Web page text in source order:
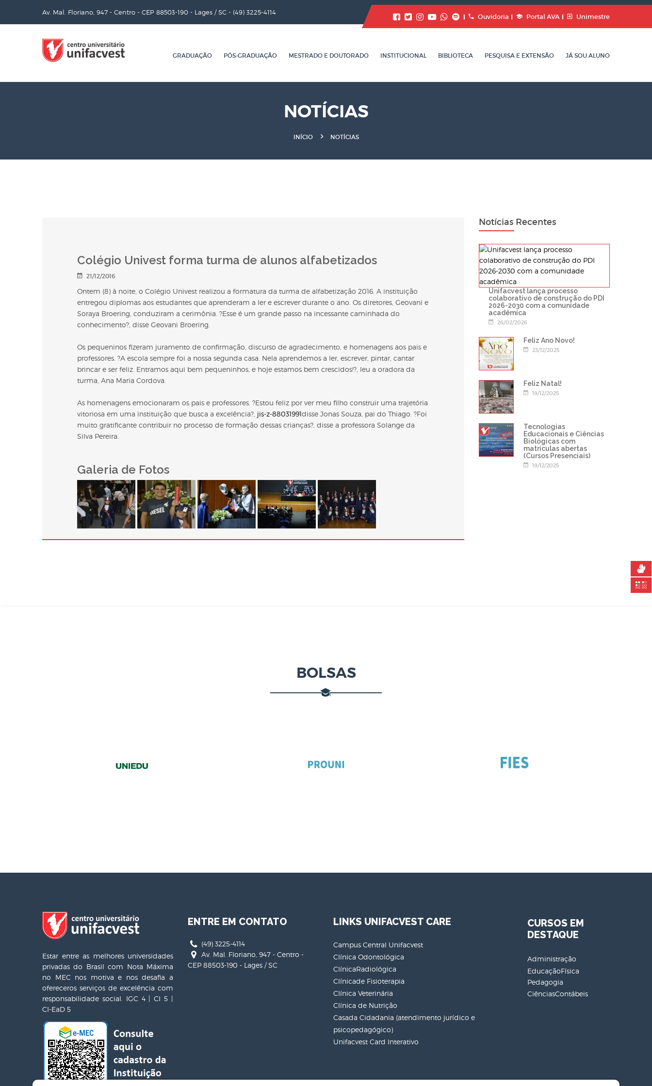
Av. Mal. Floriano, 947 - Centro - CEP 88503-190 - Lages / SC - (49) 3225-4114
Ouvidoria Portal AVA Unimestre
GRADUAÇÃO PÓS-GRADUAÇÃO MESTRADO E DOUTORADO INSTITUCIONAL BIBLIOTECA PESQUISA E EXTENSÃO JÁ SOU ALUNO
NOTÍCIAS
INÍCIO NOTÍCIAS
Colégio Univest forma turma de alunos alfabetizados
21/12/2016
Ontem (8) à noite, o Colégio Univest realizou a formatura da turma de alfabetização 2016. A instituição
entregou diplomas aos estudantes que aprenderam a ler e escrever durante o ano. Os diretores, Geovani e
Soraya Broering, conduziram a cerimônia. ?Esse é um grande passo na incessante caminhada do
conhecimento?, disse Geovani Broering.
Os pequeninos fizeram juramento de confirmação, discurso de agradecimento, e homenagens aos pais e
professores. ?A escola sempre foi a nossa segunda casa. Nela aprendemos a ler, escrever, pintar, cantar
brincar e ser feliz. Entramos aqui bem pequeninhos, e hoje estamos bem crescidos!?, leu a oradora da
turma, Ana Maria Cordova.
As homenagens emocionaram os pais e professores. ?Estou feliz por ver meu filho construir uma trajetória
vitoriosa em uma instituição que busca a excelência?, jis-z-88031991disse Jonas Souza, pai do Thiago. ?Foi
muito gratificante contribuir no processo de formação dessas crianças?, disse a professora Solange da
Silva Pereira.
Galeria de Fotos
Notícias Recentes
Unifacvest lança processo
colaborativo de construção do PDI
2026-2030 com a comunidade
acadêmica
26/02/2026
Feliz Ano Novo!
23/12/2025
Feliz Natal!
19/12/2025
Tecnologias
Educacionais e Ciências
Biológicas com
matrículas abertas
(Cursos Presenciais)
19/12/2025
BOLSAS
Estar entre as melhores universidades
privadas do Brasil com Nota Máxima
no MEC nos motiva e nos desafia a
ofereceros serviços de excelência com
responsabilidade social. IGC 4 | CI 5 |
CI-EaD 5
ENTRE EM CONTATO
(49) 3225-4114
Av. Mal. Floriano, 947 - Centro -
CEP 88503-190 - Lages / SC
LINKS UNIFACVEST CARE
Campus Central Unifacvest
Clínica Odontológica
ClínicaRadiológica
Clínicade Fisioterapia
Clínica Veterinária
Clínica de Nutrição
Casada Cidadania (atendimento jurídico e
psicopedagógico)
Unifacvest Card Interativo
CURSOS EM
DESTAQUE
Administração
EducaçãoFísica
Pedagogia
CiênciasContábeis